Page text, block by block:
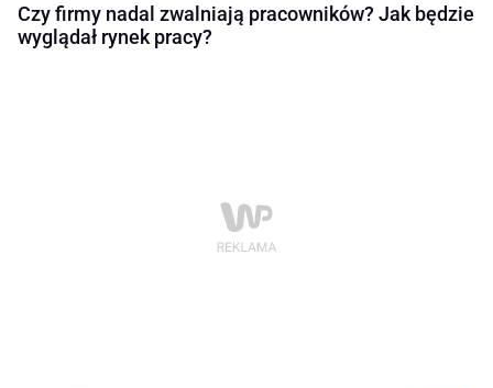
Czy firmy nadal zwalniają pracowników? Jak będzie
wyglądał rynek pracy?